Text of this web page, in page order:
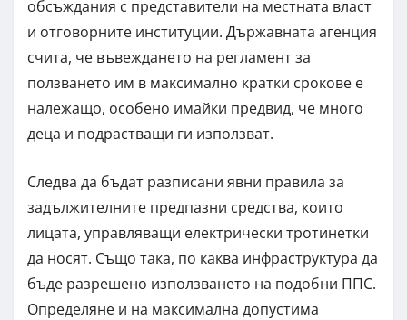
обсъждания с представители на местната власт
и отговорните институции. Държавната агенция
счита, че въвеждането на регламент за
ползването им в максимално кратки срокове е
належащо, особено имайки предвид, че много
деца и подрастващи ги използват.
Следва да бъдат разписани явни правила за
задължителните предпазни средства, които
лицата, управляващи електрически тротинетки
да носят. Също така, по каква инфраструктура да
бъде разрешено използването на подобни ППС.
Определяне и на максимална допустима